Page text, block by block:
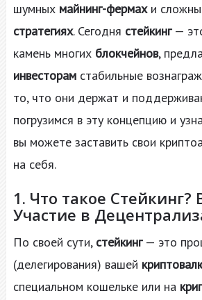
шумных майнинг-фермахи
стратегиях. Сегодня стейкинг—
камень многих блокчейнов,
инвесторамстабильные
то, что они держат и
погрузимся в эту концепцию и
вы можете заставить свои
на себя.
1. Что такое Стейкинг?
Участие в
По своей сути, стейкинг— это
(делегирования) вашей
специальном кошельке или на